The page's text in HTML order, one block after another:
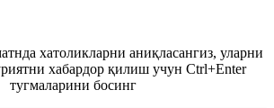
хатоликларни аниқласангиз, уларни
хабардор қилиш учун Ctrl+Enter
тугмаларини босинг